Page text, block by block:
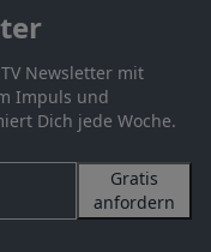
Newsletter mit
Impuls und
Dich jede Woche.
Gratis
anfordern